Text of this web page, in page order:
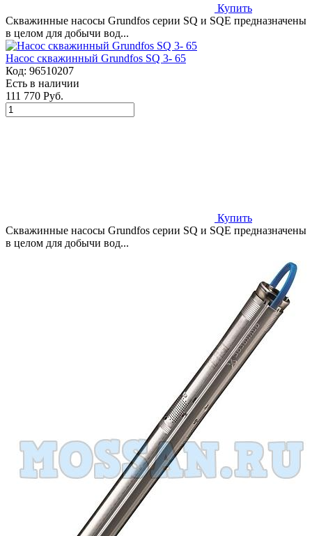
Купить
Скважинные насосы Grundfos серии SQ и SQE предназначены
в целом для добычи вод...
Насос скважинный Grundfos SQ 3- 65
Код: 96510207
Есть в наличии
111 770 Руб.
Купить
Скважинные насосы Grundfos серии SQ и SQE предназначены
в целом для добычи вод...